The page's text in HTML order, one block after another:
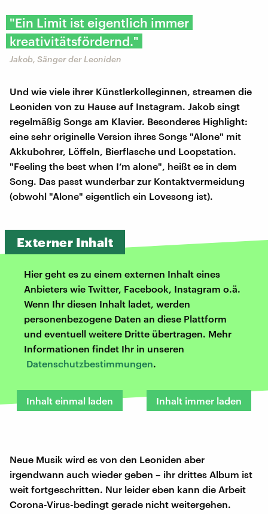
"Ein Limit ist eigentlich immer
kreativitätsfördernd."
Jakob, Sänger der Leoniden
Und wie viele ihrer Künstlerkolleginnen, streamen die
Leoniden von zu Hause auf Instagram. Jakob singt
regelmäßig Songs am Klavier. Besonderes Highlight:
eine sehr originelle Version ihres Songs "Alone" mit
Akkubohrer, Löffeln, Bierflasche und Loopstation.
"Feeling the best when I‘m alone", heißt es in dem
Song. Das passt wunderbar zur Kontaktvermeidung
(obwohl "Alone" eigentlich ein Lovesong ist).
Externer Inhalt
Hier geht es zu einem externen Inhalt eines
Anbieters wie Twitter, Facebook, Instagram o.ä.
Wenn Ihr diesen Inhalt ladet, werden
personenbezogene Daten an diese Plattform
und eventuell weitere Dritte übertragen. Mehr
Informationen findet Ihr in unseren
Datenschutzbestimmungen.
Inhalt einmal laden Inhalt immer laden
Neue Musik wird es von den Leoniden aber
irgendwann auch wieder geben – ihr drittes Album ist
weit fortgeschritten. Nur leider eben kann die Arbeit
Corona-Virus-bedingt gerade nicht weitergehen.